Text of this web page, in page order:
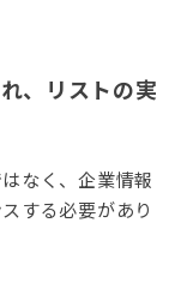
、リストの実
なく、企業情報
する必要があり